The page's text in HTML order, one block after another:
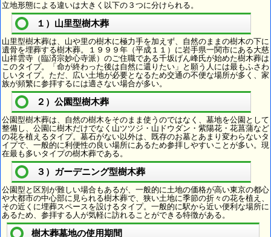
立地形態による違いは大きく以下の３つに分けられる。
１）山里型樹木葬
山里型樹木葬は、山や里の樹木に極力手を加えず、自然のままの樹木の下に
遺骨を埋葬する樹木葬。１９９９年（平成１１）に岩手県一関市にある大慈
山祥雲寺（臨済宗妙心寺派）のご住職である千坂げん峰氏が始めた樹木葬は
このタイプ。「命が終わった後は自然に還りたい」と願う人には最もふさわ
しいタイプ。ただ、広い土地が必要となるため交通の不便な場所が多く、家
族が頻繁に参拝するには適さない場合が多い。
２）公園型樹木葬
公園型樹木葬は、自然の樹木をそのまま使うのではなく、墓地を公園として
整備し、公園に樹木だけでなく山ツツジ・山ドウダン・紫陽花・花菖蒲など
の花を植えるタイプ。墓石がない以外は、既存のお墓とあまり変わらないタ
イプで、一般的に利便性の良い場所にあるため参拝しやすいことが多い。現
在最も多いタイプの樹木葬である。
３）ガーデニング型樹木葬
公園型と区別が難しい場合もあるが、一般的に土地の価格が高い東京の都心
や大都市の中心部に見られる樹木葬で、狭い土地に季節の折々の花を植え、
その近くに埋葬スペースを設けるタイプ。一般的に駅から近い便利な場所に
あるため、参拝する人が気軽に訪れることができる特徴がある。
樹木葬墓地の使用期間